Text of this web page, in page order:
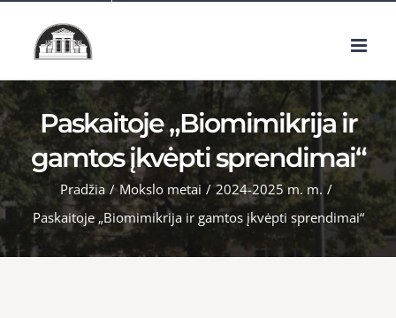
Paskaitoje „Biomimikrija ir
gamtos įkvėpti sprendimai“
Pradžia / Mokslo metai / 2024-2025 m. m. /
Paskaitoje „Biomimikrija ir gamtos įkvėpti sprendimai“